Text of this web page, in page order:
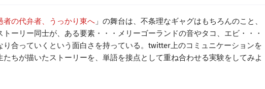
者の代弁者、うっかり東へ 」の舞台は、不条理なギャグはもちろんのこと、
ーリー同士が、ある要素・・・メリーゴーランドの音やタコ、エビ・・・
り合っていくという面白さを持っている。twitter上のコミュニケーションを
ちが描いたストーリーを、単語を接点として重ね合わせる実験をしてみよ